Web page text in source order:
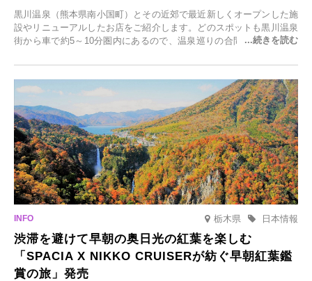
黒川温泉（熊本県南小国町）とその近郊で最近新しくオープンした施
設やリニューアルしたお店をご紹介します。どのスポットも黒川温泉
街から車で約5～10分圏内にあるので、温泉巡りの合間に気軽に立ち
元食材にこだわったレストランなど、多彩な魅力が満載です。黒川温
泉の新たな楽しみとしてチェックしてみてください。
栃木県 日本情報
渋滞を避けて早朝の奥日光の紅葉を楽しむ
「SPACIA X NIKKO CRUISERが紡ぐ早朝紅葉鑑
賞の旅」発売